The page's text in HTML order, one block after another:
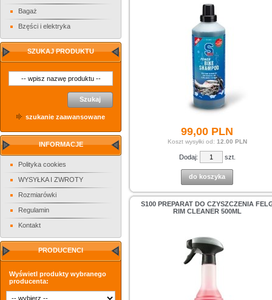
Bagaż
Bzęści i elektryka
SZUKAJ PRODUKTU
Szukaj
szukanie zaawansowane
INFORMACJE
Polityka cookies
WYSYŁKA I ZWROTY
Rozmiarówki
Regulamin
Kontakt
PRODUCENCI
Wyświetl produkty wybranego
producenta:
99,00 PLN
Koszt wysyłki od: 12.00 PLN
Dodaj: szt.
do koszyka
S100 PREPARAT DO CZYSZCZENIA
RIM CLEANER 500ML